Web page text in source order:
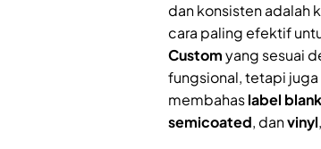
dan konsisten adalah
cara paling efektif
Customyang sesuai
fungsional, tetapi
membahaslabel blank
semicoated, danvinyl